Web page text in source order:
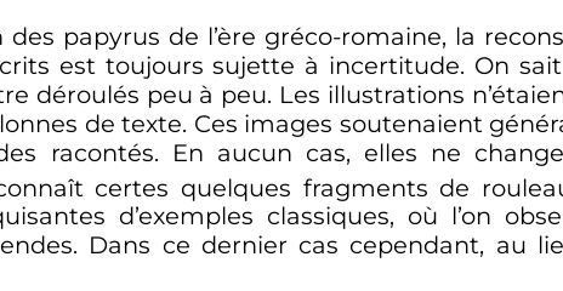
papyrus de l’ère gréco-romaine, la
est toujours sujette à incertitude. On
déroulés peu à peu. Les illustrations
de texte. Ces images soutenaient
racontés. En aucun cas, elles ne
certes quelques fragments de
d’exemples classiques, où l’on
Dans ce dernier cas cependant, au